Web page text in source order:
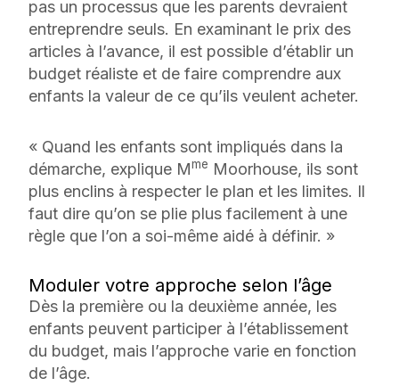
pas un processus que les parents devraient
entreprendre seuls. En examinant le prix des
articles à l’avance, il est possible d’établir un
budget réaliste et de faire comprendre aux
enfants la valeur de ce qu’ils veulent acheter.
« Quand les enfants sont impliqués dans la
démarche, explique Mme Moorhouse, ils sont
plus enclins à respecter le plan et les limites. Il
faut dire qu’on se plie plus facilement à une
règle que l’on a soi-même aidé à définir. »
Moduler votre approche selon l’âge
Dès la première ou la deuxième année, les
enfants peuvent participer à l’établissement
du budget, mais l’approche varie en fonction
de l’âge.